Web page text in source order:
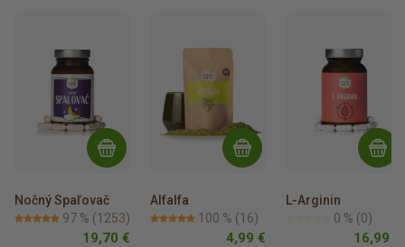
Nočný Spaľovač
97 % (1253)
19,70 €
Alfalfa
100 % (16)
4,99 €
L-Arginin
0 % (0)
16,99 €